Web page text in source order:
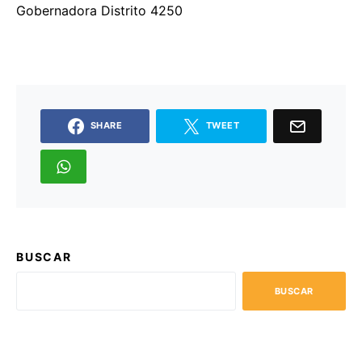
Gobernadora Distrito 4250
SHARE TWEET
BUSCAR
BUSCAR